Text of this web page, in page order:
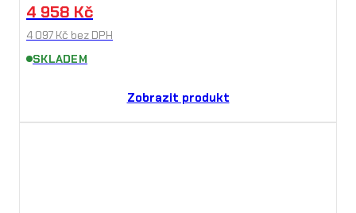
4 958 Kč
4 097 Kč bez DPH
SKLADEM
Zobrazit produkt